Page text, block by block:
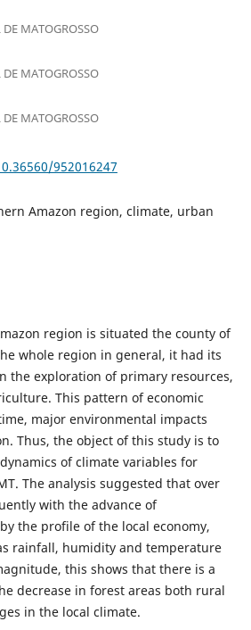
MATOGROSSO
MATOGROSSO
MATOGROSSO
952016247
Amazon region, climate, urban
region is situated the county of
whole region in general, it had its
the exploration of primary resources,
This pattern of economic
major environmental impacts
Thus, the object of this study is to
of climate variables for
The analysis suggested that over
with the advance of
the profile of the local economy,
rainfall, humidity and temperature
this shows that there is a
decrease in forest areas both rural
in the local climate.